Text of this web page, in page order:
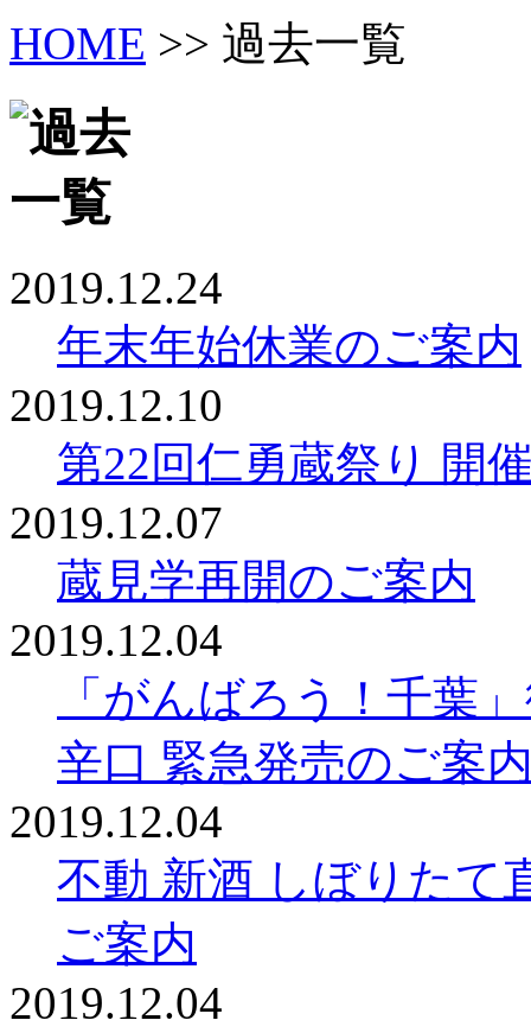
HOME >> 過去一覧
2019.12.24
年末年始休業のご案内
2019.12.10
第22回仁勇蔵祭り 開
2019.12.07
蔵見学再開のご案内
2019.12.04
「がんばろう！千葉
辛口 緊急発売のご案
2019.12.04
不動 新酒 しぼりたて
ご案内
2019.12.04